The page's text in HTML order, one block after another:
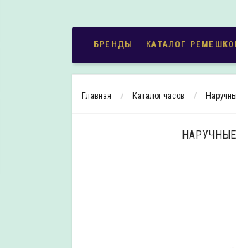
БРЕНДЫ КАТАЛОГ
Главная Каталог часов
НАРУЧНЫЕ